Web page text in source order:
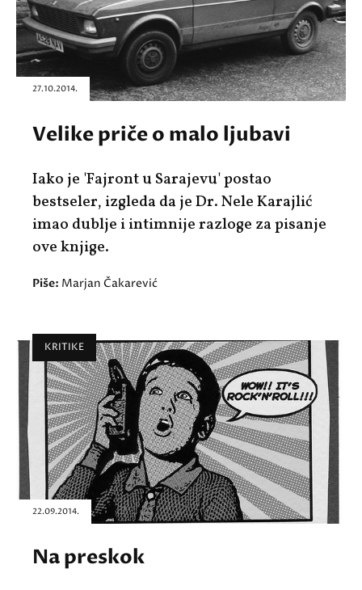
27.10.2014.
Velike priče o malo ljubavi
Iako je 'Fajront u Sarajevu' postao
bestseler, izgleda da je Dr. Nele Karajlić
imao dublje i intimnije razloge za pisanje
ove knjige.
Piše: Marjan Čakarević
KRITIKE
22.09.2014.
Na preskok